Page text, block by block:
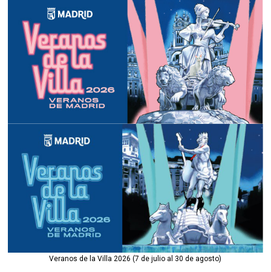
Veranos de la Villa 2026 (7 de julio al 30 de agosto)